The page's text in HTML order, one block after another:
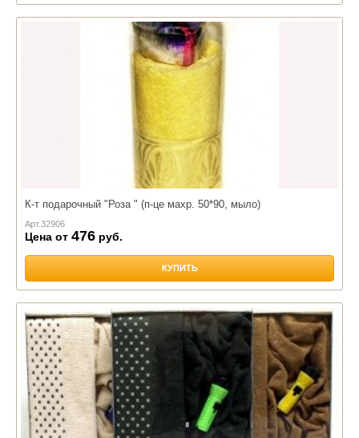
К-т подарочный "Роза " (п-це махр. 50*90, мыло)
Арт.32906
Цена от 476 руб.
КУПИТЬ